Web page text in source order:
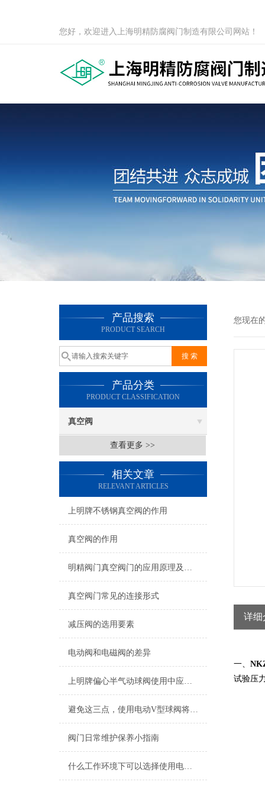
您好，欢迎进入上海明精防腐阀门制造有限公司网站！
产品搜索
PRODUCT SEARCH
产品分类
PRODUCT CLASSIFICATION
真空阀
查看更多 >>
相关文章
RELEVANT ARTICLES
上明牌不锈钢真空阀的作用
真空阀的作用
明精阀门真空阀门的应用原理及使用方法介绍！
真空阀门常见的连接形式
减压阀的选用要素
电动阀和电磁阀的差异
上明牌偏心半气动球阀使用中应该注意什么问题！
避免这三点，使用电动V型球阀将不再困难！
阀门日常维护保养小指南
什么工作环境下可以选择使用电动阀门？
您现在
详细
一、
试验压